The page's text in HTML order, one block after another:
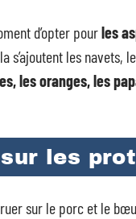
d’opter pourles
s’ajoutent les navets,
les oranges, les
les
ruer sur le porc et le